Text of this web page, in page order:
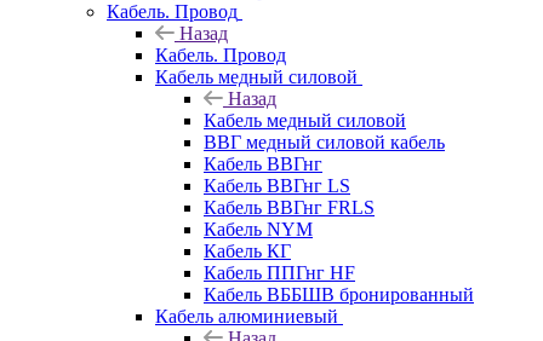
Кабель. Провод
Назад
Кабель. Провод
Кабель медный силовой
Назад
Кабель медный силовой
ВВГ медный силовой кабель
Кабель ВВГнг
Кабель ВВГнг LS
Кабель ВВГнг FRLS
Кабель NYM
Кабель КГ
Кабель ППГнг HF
Кабель ВББШВ бронированный
Кабель алюминиевый